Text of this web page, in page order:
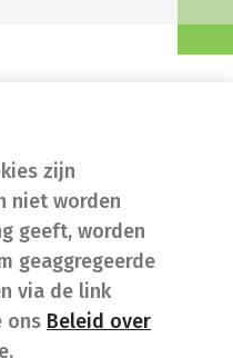
zijn
niet worden
geeft, worden
geaggregeerde
via de link
ons Beleid over